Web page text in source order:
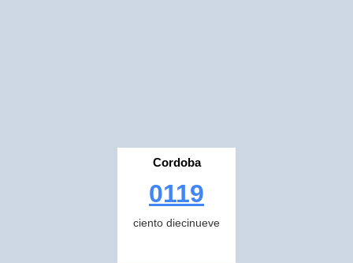
Cordoba
0119
ciento diecinueve